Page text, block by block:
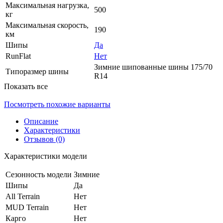
Максимальная нагрузка,
кг
500
Максимальная скорость,
км
190
Шипы
Да
RunFlat
Нет
Типоразмер шины
Зимние шипованные шины 175/70
R14
Показать все
Посмотреть похожие варианты
Описание
Характеристики
Отзывов (0)
Характеристики модели
Сезонность модели Зимние
Шипы
Да
All Terrain
Нет
MUD Terrain
Нет
Карго
Нет